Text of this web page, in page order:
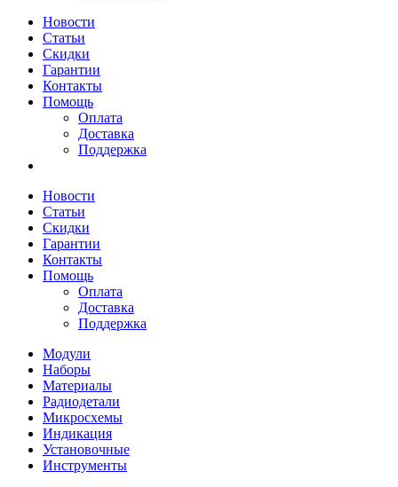
Новости
Статьи
Скидки
Гарантии
Контакты
Помощь
Оплата
Доставка
Поддержка
Новости
Статьи
Скидки
Гарантии
Контакты
Помощь
Оплата
Доставка
Поддержка
Модули
Наборы
Материалы
Радиодетали
Микросхемы
Индикация
Установочные
Инструменты